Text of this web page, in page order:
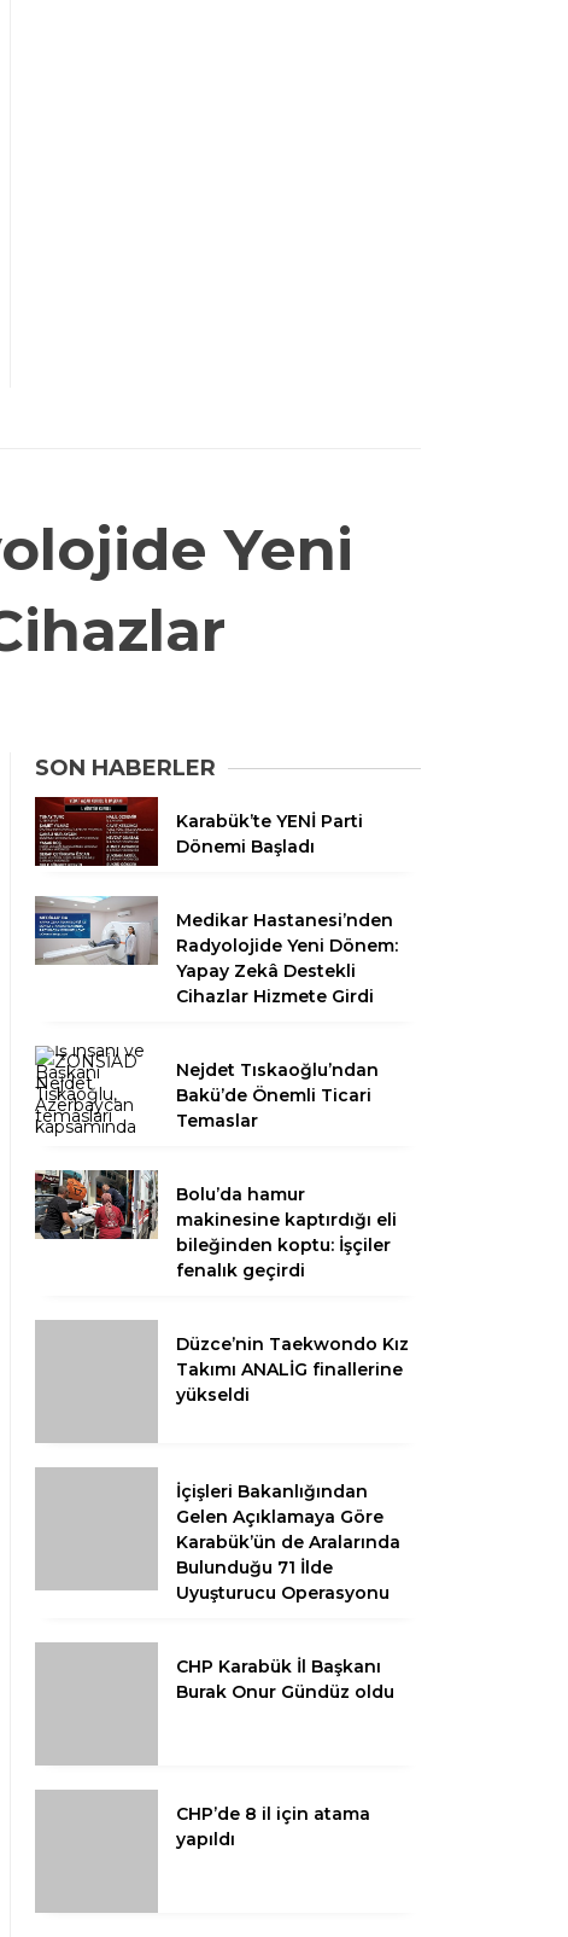
Yeni
SON HABERLER
Karabük’te YENİ Parti
Dönemi Başladı
Medikar Hastanesi’nden
Radyolojide Yeni Dönem:
Yapay Zekâ Destekli
Cihazlar Hizmete Girdi
Nejdet Tıskaoğlu’ndan
Bakü’de Önemli Ticari
Temaslar
Bolu’da hamur
makinesine kaptırdığı eli
bileğinden koptu: İşçiler
fenalık geçirdi
Düzce’nin Taekwondo Kız
Takımı ANALİG finallerine
yükseldi
Gelen Açıklamaya Göre
Karabük’ün de Aralarında
Bulunduğu 71 İlde
Uyuşturucu Operasyonu
Burak Onur Gündüz oldu